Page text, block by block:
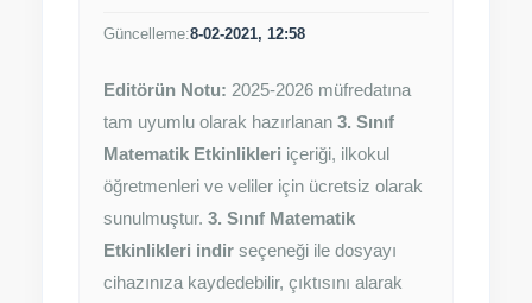
Güncelleme:8-02-2021, 12:58
Editörün Notu: 2025-2026 müfredatına
tam uyumlu olarak hazırlanan 3. Sınıf
Matematik Etkinlikleri içeriği, ilkokul
öğretmenleri ve veliler için ücretsiz olarak
sunulmuştur. 3. Sınıf Matematik
Etkinlikleri indir seçeneği ile dosyayı
cihazınıza kaydedebilir, çıktısını alarak